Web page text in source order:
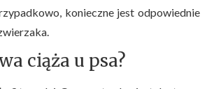
konieczne jest odpowiednie
ciąża u psa?